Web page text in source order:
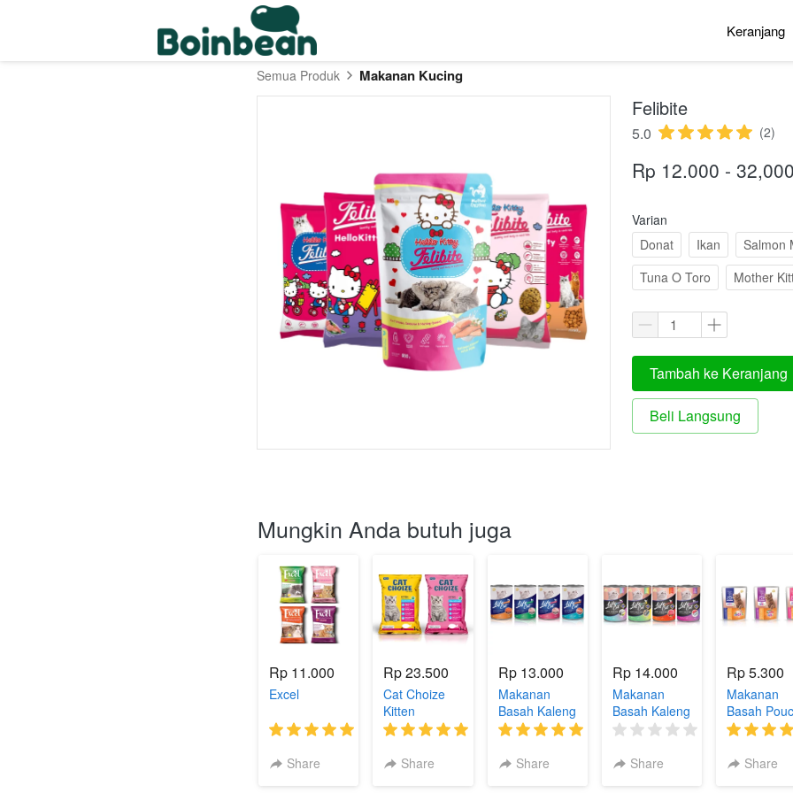
Keranjang
Keranjang
Semua Produk Makanan Kucing
Felibite
5.0 (2)
Rp 12.000 - 32,000
Varian
Donat
Ikan
Salmon
Tuna O Toro
Mother
`
Tambah ke Keranjang
`Beli Langsung
Mungkin Anda butuh juga
Rp 11.000
Excel
Share
Rp 23.500
Cat Choize
Kitten
Share
Rp 13.000
Makanan
Basah Kaleng
Lifecat
Share
Rp 14.000
Makanan
Basah Kaleng
Lifecat Plus
Share
Rp 5.300
Makanan
Basah
Oricat
Share